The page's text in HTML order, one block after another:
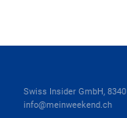
Swiss Insider GmbH, 8340
info@meinweekend.ch